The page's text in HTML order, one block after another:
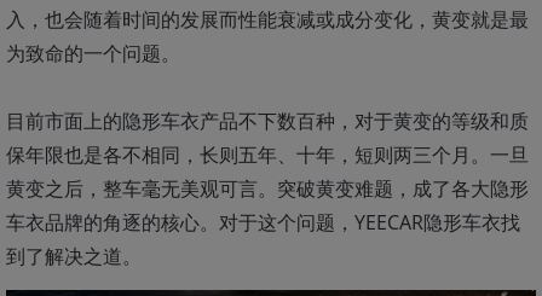
入，也会随着时间的发展而性能衰减或成分变化，黄变就是最
为致命的一个问题。
目前市面上的隐形车衣产品不下数百种，对于黄变的等级和质
保年限也是各不相同，长则五年、十年，短则两三个月。一旦
黄变之后，整车毫无美观可言。突破黄变难题，成了各大隐形
车衣品牌的角逐的核心。对于这个问题，YEECAR隐形车衣找
到了解决之道。